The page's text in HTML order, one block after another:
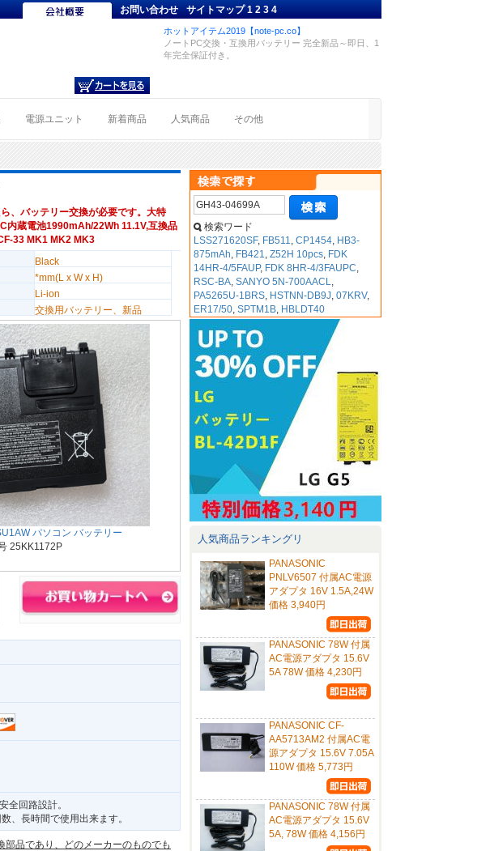
お問い合わせ サイトマップ 1234
ホットアイテム2019【note-pc.co】
ノートPC交換・互換用バッテリー 完全新品～即日、1
年完全保証付き。
電源ユニット 新着商品 人気商品 その他
、バッテリー交換が必要です。大特
内蔵電池1990mAh/22Wh 11.1V,互換品
33 MK1 MK2 MK3
Black
*mm(L x W x H)
Li-ion
交換用バッテリー、新品
パソコン バッテリー
25KK1172P
全回路設計。
、長時間で使用出来ます。
品であり、どのメーカーのものでも
検索ワード
LSS271620SF, FB511,CP1454, HB3-
875mAh, FB421,Z52H 10pcs, FDK
14HR-4/5FAUP, FDK 8HR-4/3FAUPC,
RSC-BA,SANYO 5N-700AACL,
PA5265U-1BRS, HSTNN-DB9J,07KRV,
ER17/50,SPTM1B, HBLDT40
人気商品ランキングリ
PANASONIC
PNLV6507 付属AC電源
アダプタ 16V 1.5A,24W
価格 3,940円
PANASONIC 78W 付属
AC電源アダプタ 15.6V
5A 78W 価格 4,230円
PANASONIC CF-
AA5713AM2 付属AC電
源アダプタ 15.6V 7.05A
110W 価格 5,773円
PANASONIC 78W 付属
AC電源アダプタ 15.6V
5A, 78W 価格 4,156円